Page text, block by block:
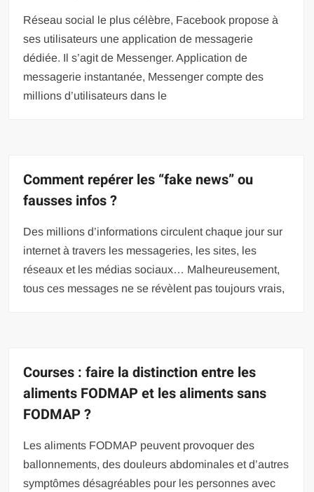
Réseau social le plus célèbre, Facebook propose à
ses utilisateurs une application de messagerie
dédiée. Il s’agit de Messenger. Application de
messagerie instantanée, Messenger compte des
millions d’utilisateurs dans le
Comment repérer les “fake news” ou
fausses infos ?
Des millions d’informations circulent chaque jour sur
internet à travers les messageries, les sites, les
réseaux et les médias sociaux… Malheureusement,
tous ces messages ne se révèlent pas toujours vrais,
Courses : faire la distinction entre les
aliments FODMAP et les aliments sans
FODMAP ?
Les aliments FODMAP peuvent provoquer des
ballonnements, des douleurs abdominales et d’autres
symptômes désagréables pour les personnes avec